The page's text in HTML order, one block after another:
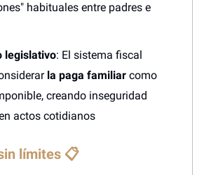
habituales entre padres e
legislativo: El sistema fiscal
la paga familiar como
creando inseguridad
actos cotidianos
límites 📋